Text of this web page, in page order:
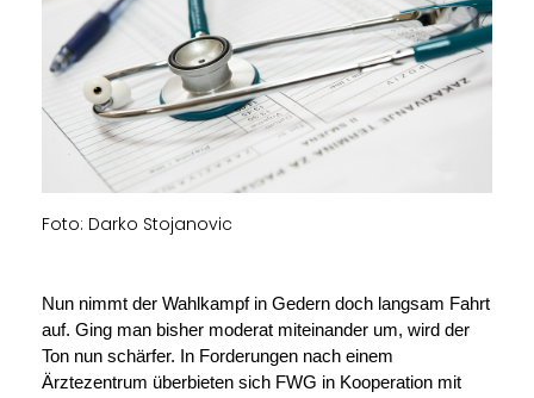
Foto: Darko Stojanovic
Nun nimmt der Wahlkampf in Gedern doch langsam Fahrt
auf. Ging man bisher moderat miteinander um, wird der
Ton nun schärfer. In Forderungen nach einem
Ärztezentrum überbieten sich FWG in Kooperation mit